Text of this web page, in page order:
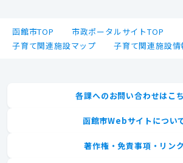
函館市TOP
市政ポータルサイトTOP
子育て関連施設マップ
子育て関連施設情
各課へのお問い合わせはこ
函館市Webサイトについ
著作権・免責事項・リンク